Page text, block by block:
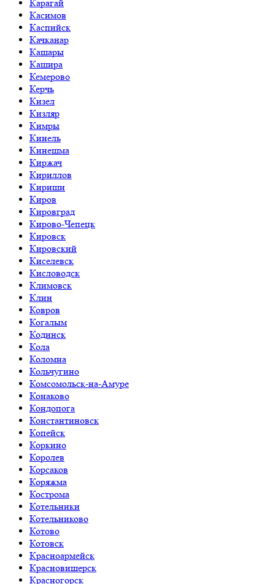
Карагай
Касимов
Каспийск
Качканар
Кашары
Кашира
Кемерово
Керчь
Кизел
Кизляр
Кимры
Кинель
Кинешма
Киржач
Кириллов
Кириши
Киров
Кировград
Кирово-Чепецк
Кировск
Кировский
Киселевск
Кисловодск
Климовск
Клин
Ковров
Когалым
Кодинск
Кола
Коломна
Кольчугино
Комсомольск-на-Амуре
Конаково
Кондопога
Константиновск
Копейск
Коркино
Королев
Корсаков
Коряжма
Кострома
Котельники
Котельниково
Котово
Котовск
Красноармейск
Красновишерск
Красногорск